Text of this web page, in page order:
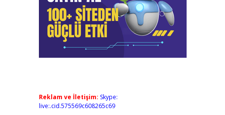
Reklam ve İletişim: Skype:
live:.cid.575569c608265c69